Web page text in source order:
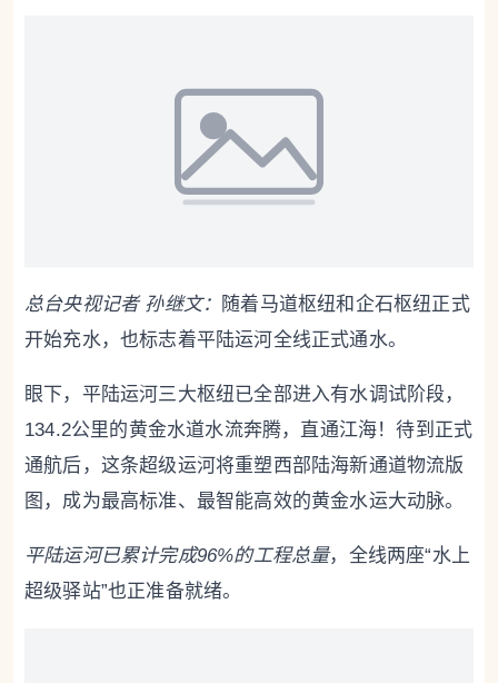
总台央视记者 孙继文：
随着马道枢纽和企石枢纽正式
开始充水，也标志着平陆运河全线正式通水。
眼下，平陆运河三大枢纽已全部进入有水调试阶段，
134.2公里的黄金水道水流奔腾，直通江海！待到正式
通航后，这条超级运河将重塑西部陆海新通道物流版
图，成为最高标准、最智能高效的黄金水运大动脉。
平陆运河已累计完成96%的工程总量，全线两座“水上
超级驿站”也正准备就绪。